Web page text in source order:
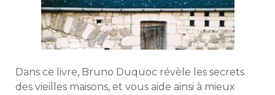
Dans ce livre, Bruno Duquoc révèle les secrets
des vieilles maisons, et vous aide ainsi à mieux